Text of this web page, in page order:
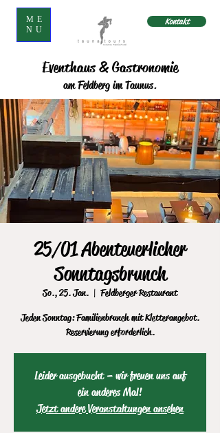
ME
NU
Kontakt
Eventhaus & Gastronomie
am Feldberg im Taunus.
25/01 Abenteuerlicher
Sonntagsbrunch
So., 25. Jan.
  |
Feldberger Restaurant
Jeden Sonntag: Familienbrunch mit Kletterangebot.
Reservierung erforderlich.
Leider ausgebucht – wir freuen uns auf
ein anderes Mal!
Jetzt andere Veranstaltungen ansehen